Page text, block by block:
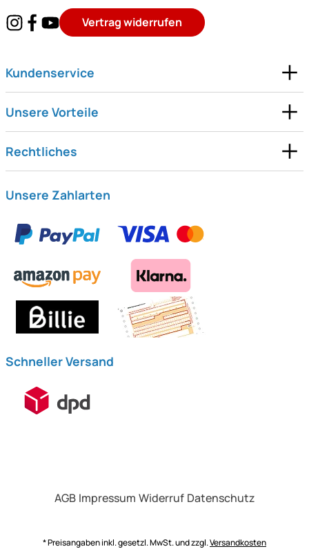
Vertrag widerrufen
Kundenservice
Unsere Vorteile
Rechtliches
Unsere Zahlarten
Schneller Versand
AGB Impressum Widerruf Datenschutz
* Preisangaben inkl. gesetzl. MwSt. und zzgl.Versandkosten